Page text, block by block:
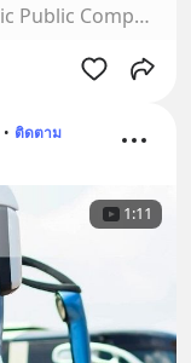
Provided to YouTube by GMM Music Public Company Limitedเหม่อ · Surasee Itthikulสุรสีห์ อิทธิกุล Project Album℗ 2000 GMM Music Public Company LimitedReleased…
• ติดตาม
1:11